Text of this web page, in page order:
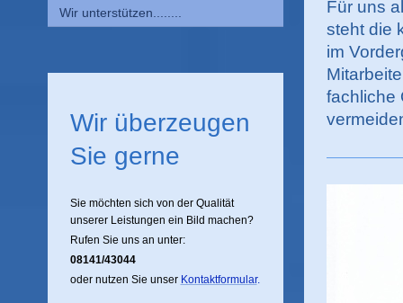
Für uns
steht die
im
fachliche
Wir unterstützen........
Wir überzeugen
Sie gerne
Sie möchten sich von der Qualität
unserer Leistungen ein Bild machen?
Rufen Sie uns an unter:
08141/43044
oder nutzen Sie unser Kontaktformular.